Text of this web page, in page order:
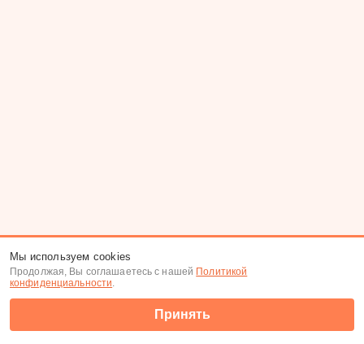
Мы используем cookies
Продолжая, Вы соглашаетесь с нашей Политикой
конфиденциальности.
Принять